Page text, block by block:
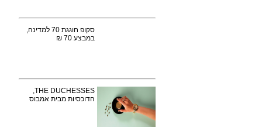
סקופ חוגגת 70 למדינה,
במבצע 70 ₪
THE DUCHESSES,
הדוכסיות מבית אמבוס